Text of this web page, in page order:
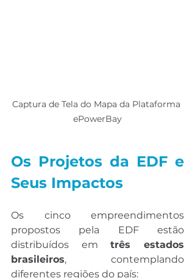
Captura de Tela do Mapa da Plataforma
ePowerBay
Os Projetos da EDF e
Seus Impactos
Os cinco empreendimentos
propostos pela EDF estão
distribuídos em três estados
brasileiros, contemplando
diferentes regiões do país: